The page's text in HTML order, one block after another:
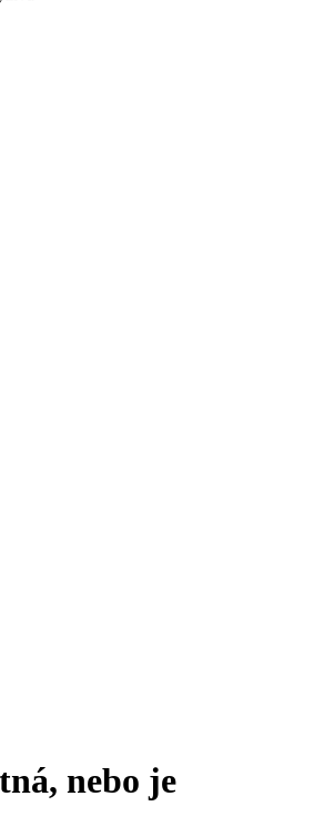
nebo je